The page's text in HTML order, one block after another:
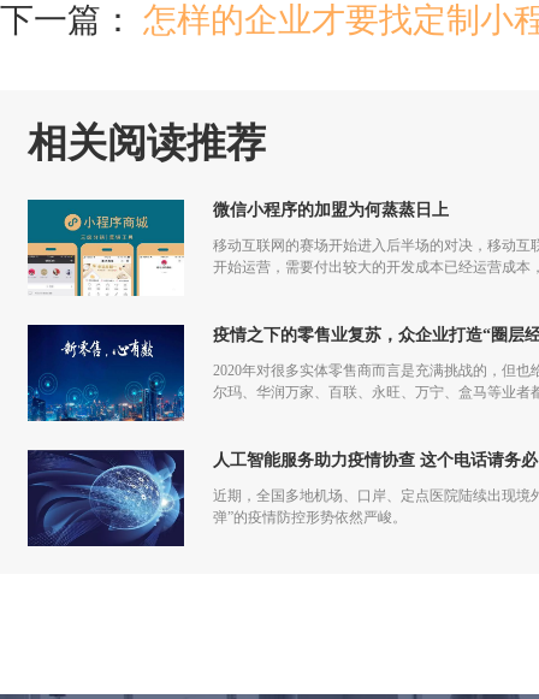
下一篇： 怎样的企业才要找定制小
相关阅读推荐
微信小程序的加盟为何蒸蒸日上
移动互联网的赛场开始进入后半场的对决，移动
开始运营，需要付出较大的开发成本已经运营成
疫情之下的零售业复苏，众企业打造“圈层
2020年对很多实体零售商而言是充满挑战的，但
尔玛、华润万家、百联、永旺、万宁、盒马等业
人工智能服务助力疫情协查 这个电话请务
近期，全国多地机场、口岸、定点医院陆续出现
弹”的疫情防控形势依然严峻。